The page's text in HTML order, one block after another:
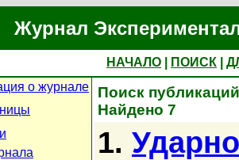
Журнал
НАЧАЛО ПОИСК
о журнале
Поиск
Найдено 7
1.